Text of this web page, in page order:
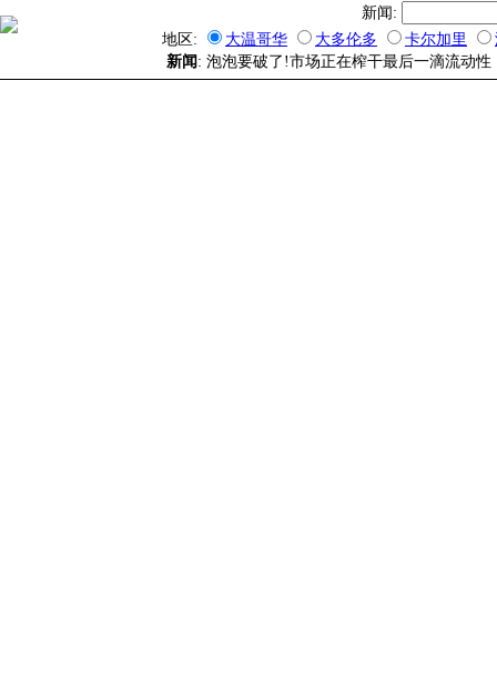
新闻:
地区:
大温哥华 大多伦多 卡尔加里
新闻 : 泡泡要破了!市场正在榨干最后一滴流动